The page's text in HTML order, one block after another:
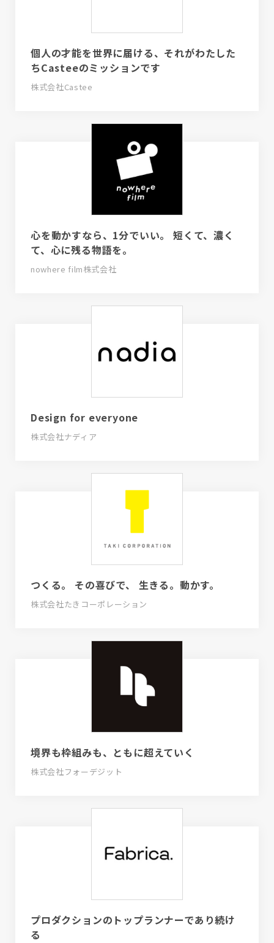
個人の才能を世界に届ける、それがわたした
ちCasteeのミッションです
株式会社Castee
心を動かすなら、1分でいい。 短くて、濃く
て、心に残る物語を。
nowhere film株式会社
Design for everyone
株式会社ナディア
つくる。 その喜びで、 生きる。動かす。
株式会社たきコーポレーション
境界も枠組みも、ともに超えていく
株式会社フォーデジット
プロダクションのトップランナーであり続け
る